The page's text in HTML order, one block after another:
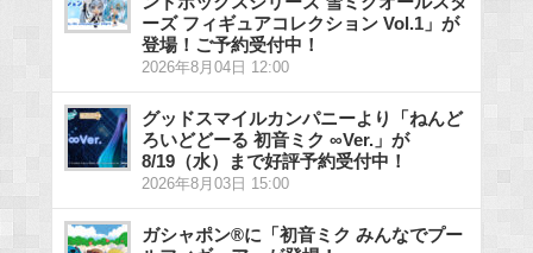
ーズ フィギュアコレクション Vol.1」が
登場！ご予約受付中！
2026年8月04日 12:00
グッドスマイルカンパニーより「ねんど
ろいどどーる 初音ミク ∞Ver.」が
8/19（水）まで好評予約受付中！
2026年8月03日 15:00
ガシャポン®に「初音ミク みんなでプー